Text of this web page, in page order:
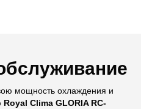
мощность охлаждения и
Clima GLORIA RC-